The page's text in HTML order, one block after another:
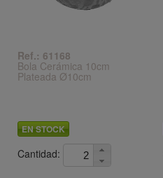
Ref.: 61168
Bola Cerámica 10cm
Plateada Ø10cm
EN STOCK
Cantidad: